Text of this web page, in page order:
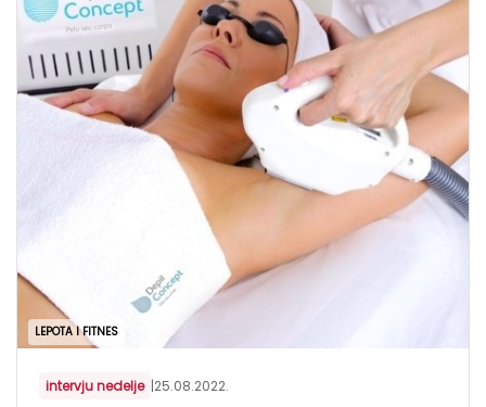
LEPOTA I FITNES
intervju nedelje |25.08.2022.